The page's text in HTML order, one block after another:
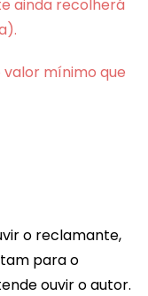
ainda recolherá
mínimo que
o reclamante,
para o
ouvir o autor.